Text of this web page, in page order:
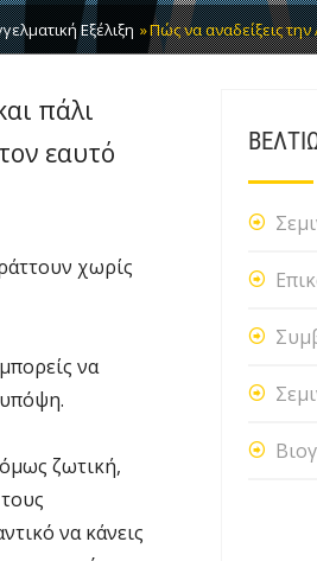
Εξέλιξη Πώς να αναδείξεις
πάλι
εαυτό
χωρίς
να
ζωτική,
να κάνεις